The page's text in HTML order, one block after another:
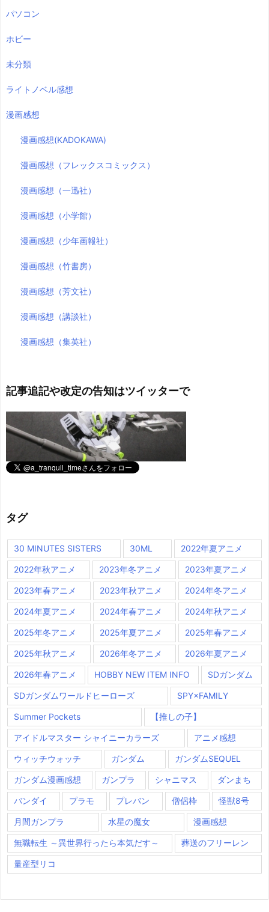
パソコン
ホビー
未分類
ライトノベル感想
漫画感想
漫画感想(KADOKAWA)
漫画感想（フレックスコミックス）
漫画感想（一迅社）
漫画感想（小学館）
漫画感想（少年画報社）
漫画感想（竹書房）
漫画感想（芳文社）
漫画感想（講談社）
漫画感想（集英社）
記事追記や改定の告知はツイッターで
タグ
30 MINUTES SISTERS 30ML 2022年夏アニメ
2022年秋アニメ 2023年冬アニメ 2023年夏アニメ
2023年春アニメ 2023年秋アニメ 2024年冬アニメ
2024年夏アニメ 2024年春アニメ 2024年秋アニメ
2025年冬アニメ 2025年夏アニメ 2025年春アニメ
2025年秋アニメ 2026年冬アニメ 2026年夏アニメ
2026年春アニメ HOBBY NEW ITEM INFO SDガンダム
SDガンダムワールドヒーローズ SPY×FAMILY
Summer Pockets 【推しの子】
アイドルマスター シャイニーカラーズ アニメ感想
ウィッチウォッチ ガンダム ガンダムSEQUEL
ガンダム漫画感想 ガンプラ シャニマス ダンまち
バンダイ プラモ プレバン 僧侶枠 怪獣8号
月間ガンプラ 水星の魔女 漫画感想
無職転生 ～異世界行ったら本気だす～ 葬送のフリーレン
量産型リコ